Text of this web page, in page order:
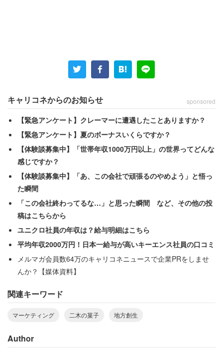
キャリコネからのお知らせ sponsored
【緊急アンケート】クレーマーに遭遇したことありますか？
【緊急アンケート】夏のボーナスいくらですか？
【体験談募集中】「世帯年収1000万円以上」の世界ってどんな
感じですか？
【体験談募集中】「あ、この会社で頑張るのやめよう」と悟っ
た瞬間
「この会社終わってるな…」と思った瞬間 など、その他の投
稿はこちらから
ユニクロ社員の年収は？給与明細はこちら
平均年収2000万円！日本一給与が高いキーエンス社員の口コミ
メルマガ会員数64万のキャリコネニュースで企業PRをしませ
んか？【媒体資料】
関連キーワード
マーケティング 二木の菓子 地方創生
Author